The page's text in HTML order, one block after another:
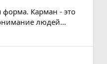
форма. Карман - это
людей...